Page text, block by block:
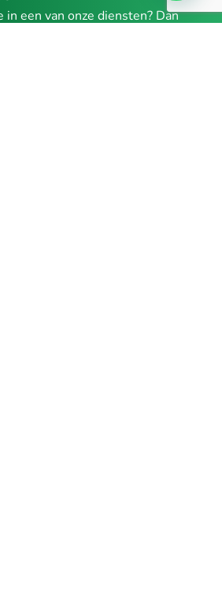
een van onze diensten? Dan